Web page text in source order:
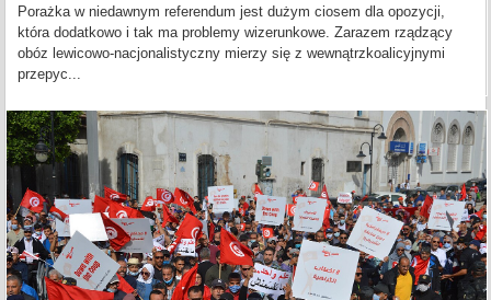
Porażka w niedawnym referendum jest dużym ciosem dla opozycji,
która dodatkowo i tak ma problemy wizerunkowe. Zarazem rządzący
obóz lewicowo-nacjonalistyczny mierzy się z wewnątrzkoalicyjnymi
przepyc...